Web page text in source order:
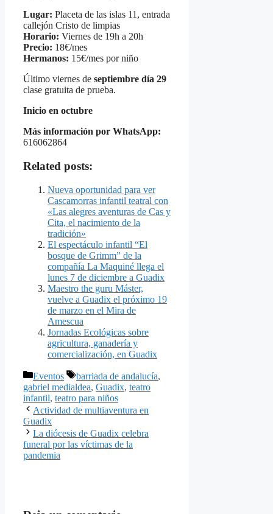
Lugar: Placeta de las islas 11, entrada
callejón Cristo de limpias
Horario: Viernes de 19h a 20h
Precio: 18€/mes
Hermanos: 15€/mes por niño
Último viernes de septiembre día 29
clase gratuita de prueba.
Inicio en octubre
Más información por WhatsApp:
616062864
Related posts:
Nueva oportunidad para ver
Cascamorras infantil teatral con
«Las alegres aventuras de Cas y
Cita, el nacimiento de la
tradición»
El espectáculo infantil “El
bosque de Grimm” de la
compañía La Maquiné llega el
lunes 7 de diciembre a Guadix
Maestro the guru Máster,
vuelve a Guadix el próximo 19
de marzo en el Mira de
Amescua
Jornadas Ecológicas sobre
agricultura, ganadería y
comercialización, en Guadix
Categorías
Eventos Etiquetas
barriada de andalucía,
gabriel medialdea, Guadix, teatro
infantil, teatro para niños
Actividad de multiaventura en
Guadix
La diócesis de Guadix celebra
funeral por las víctimas de la
pandemia